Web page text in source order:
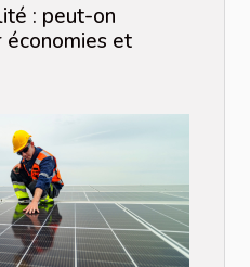
: peut-on
économies et